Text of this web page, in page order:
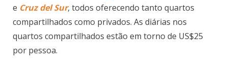
e Cruz del Sur, todos oferecendo tanto quartos
compartilhados como privados. As diárias nos
quartos compartilhados estão em torno de US$25
por pessoa.